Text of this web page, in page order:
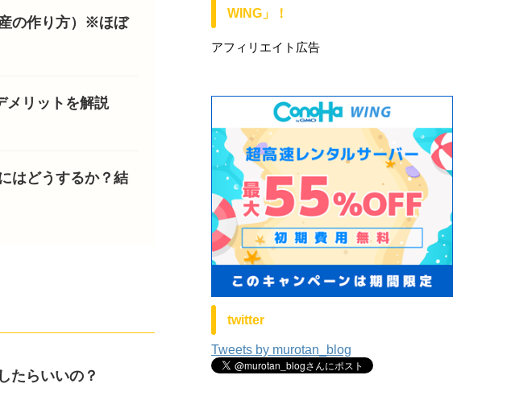
の作り方）※ほぼ
メリットを解説
はどうするか？結
たらいいの？
WING」！
アフィリエイト広告
twitter
Tweets by murotan_blog